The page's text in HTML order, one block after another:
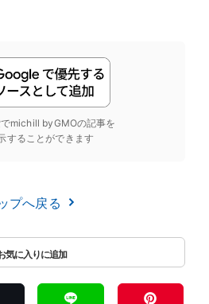
michill byGMOの記事を
することができます
プへ戻る